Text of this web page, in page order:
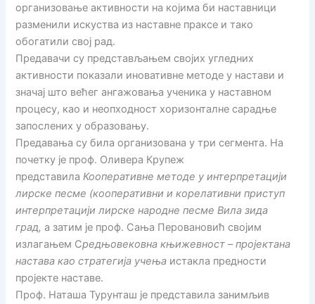
организовање активности на којима би наставници
разменили искуства из наставне праксе и тако
обогатили свој рад.
Предавачи су представљањем својих угледних
активности показали иновативне методе у настави и
значај што већег ангажовања ученика у наставном
процесу, као и неопходност хоризонталне сарадње
запослених у образовању.
Предавања су била организована у три сегмента. На
почетку је проф. Оливера Крупеж
представилаКооперативне методе у интерпретацији
лирске песме (кооперативни и корелативни приступ
интерпретацији лирске народне песме Вила зида
град, а затим је проф. Сања Перовановић својим
излагањем Средњовековна књижевност – пројектана
настава као стратегија учења истакла предности
пројекте наставе.
Проф. Наташа Турунташ је представила занимљив